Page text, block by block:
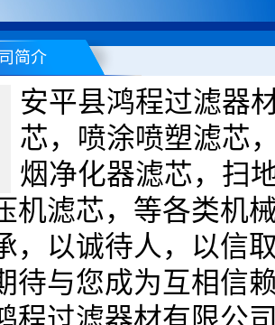
简介
安平县鸿程过滤器
芯，喷涂喷塑滤芯
烟净化器滤芯，扫
机滤芯，等各类机
，以诚待人，以信
待与您成为互相信